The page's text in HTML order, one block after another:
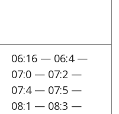
06:16 — 06:4 —
07:0 — 07:2 —
07:4 — 07:5 —
08:1 — 08:3 —